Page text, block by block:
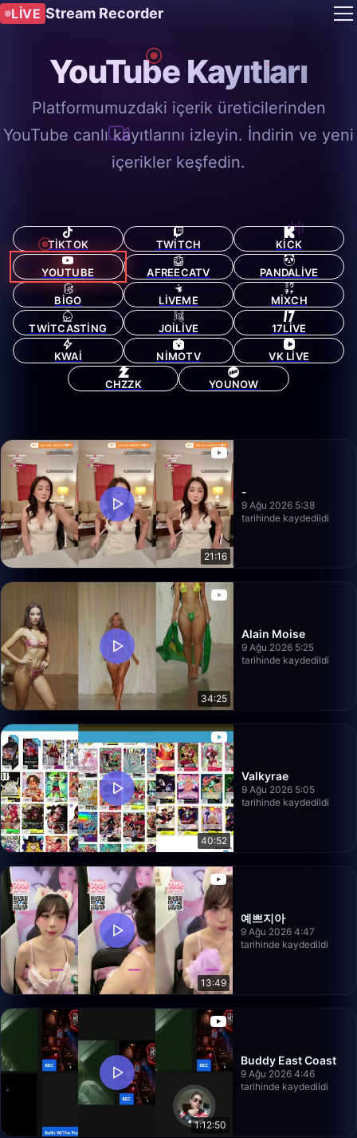
LIVE Stream Recorder
YouTube Kayıtları
Platformumuzdaki içerik üreticilerinden
YouTube canlı kayıtlarını izleyin. İndirin ve yeni
içerikler keşfedin.
TIKTOK TWITCH KICK
YOUTUBE AFREECATV PANDALIVE
BIGO LIVEME MIXCH
TWITCASTING JOILIVE 17LIVE
KWAI NIMOTV VK LIVE
CHZZK YOUNOW
21:16
-
9 Ağu 2026 5:38
tarihinde kaydedildi
34:25
Alain Moise
9 Ağu 2026 5:25
tarihinde kaydedildi
40:52
Valkyrae
9 Ağu 2026 5:05
tarihinde kaydedildi
13:49
예쁘지아
9 Ağu 2026 4:47
tarihinde kaydedildi
1:12:50
Buddy East Coast
9 Ağu 2026 4:46
tarihinde kaydedildi